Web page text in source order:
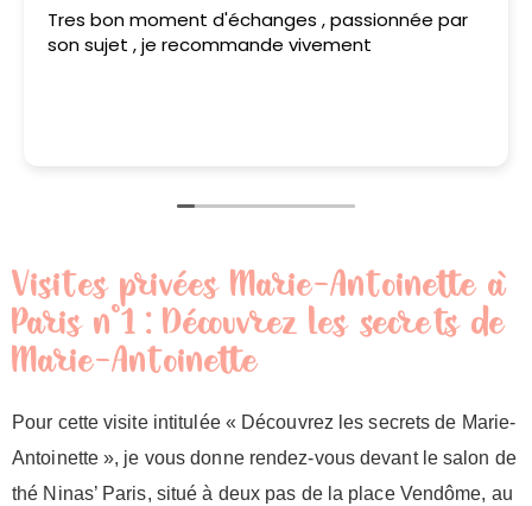
Stéphanie est une super guide !! Elle connait
vraiment très bien son sujet et elle le livre d'une
Visites privées Marie-Antoinette à
Paris n°1 : Découvrez les secrets de
Marie-Antoinette
Pour cette visite intitulée « Découvrez les secrets de Marie-
Antoinette », je vous donne rendez-vous devant le salon de
thé Ninas’ Paris, situé à deux pas de la place Vendôme, au